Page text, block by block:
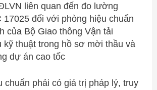
liên quan đến đo lường
17025 đối với phòng hiệu chuẩn
của Bộ Giao thông Vận tải
kỹ thuật trong hồ sơ mời thầu và
dự án cao tốc
chuẩn phải có giá trị pháp lý, truy